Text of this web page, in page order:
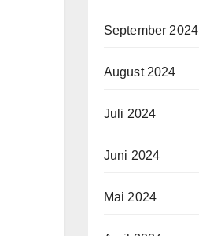
September 2024
August 2024
Juli 2024
Juni 2024
Mai 2024